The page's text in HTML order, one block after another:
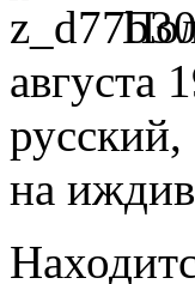
августа
на